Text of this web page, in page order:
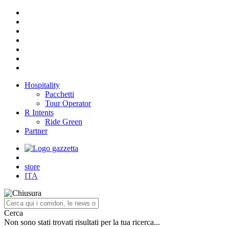
Hospitality
Pacchetti
Tour Operator
R Intents
Ride Green
Partner
store
ITA
Cerca
Non sono stati trovati risultati per la tua ricerca...